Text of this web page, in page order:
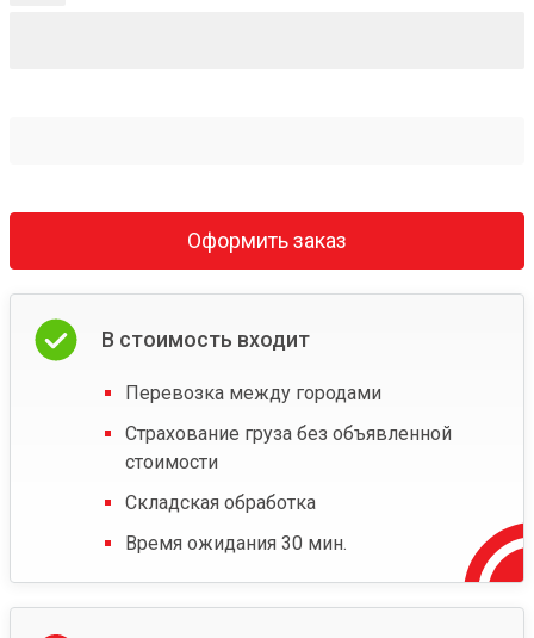
Оформить заказ
В стоимость входит
Перевозка между городами
Страхование груза без объявленной
стоимости
Складская обработка
Время ожидания 30 мин.